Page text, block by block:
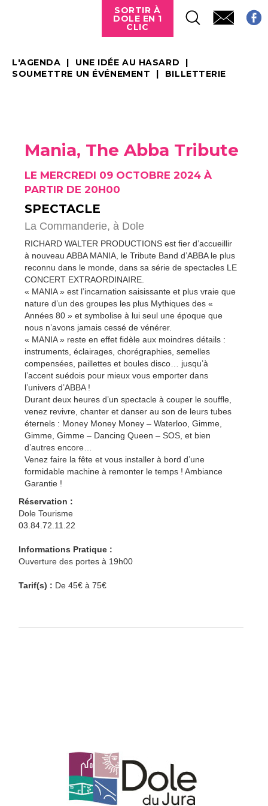
SORTIR À
DOLE EN 1
CLIC
L'AGENDA
UNE IDÉE AU HASARD
SOUMETTRE UN ÉVÉNEMENT
BILLETTERIE
Mania, The Abba Tribute
LE MERCREDI 09 OCTOBRE 2024 À
PARTIR DE 20H00
SPECTACLE
La Commanderie, à Dole
RICHARD WALTER PRODUCTIONS est fier d’accueillir
à nouveau ABBA MANIA, le Tribute Band d’ABBA le plus
reconnu dans le monde, dans sa série de spectacles LE
CONCERT EXTRAORDINAIRE.
« MANIA » est l’incarnation saisissante et plus vraie que
nature d’un des groupes les plus Mythiques des «
Années 80 » et symbolise à lui seul une époque que
nous n’avons jamais cessé de vénérer.
« MANIA » reste en effet fidèle aux moindres détails :
instruments, éclairages, chorégraphies, semelles
compensées, paillettes et boules disco… jusqu’à
l’accent suédois pour mieux vous emporter dans
l’univers d’ABBA !
Durant deux heures d’un spectacle à couper le souffle,
venez revivre, chanter et danser au son de leurs tubes
éternels : Money Money Money – Waterloo, Gimme,
Gimme, Gimme – Dancing Queen – SOS, et bien
d’autres encore…
Venez faire la fête et vous installer à bord d’une
formidable machine à remonter le temps ! Ambiance
Garantie !
Réservation :
Dole Tourisme
03.84.72.11.22
Informations Pratique :
Ouverture des portes à 19h00
Tarif(s) : De 45€ à 75€